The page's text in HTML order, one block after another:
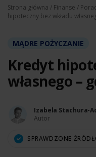
Strona główna / Finanse /
hipoteczny bez wkładu
MĄDRE POŻYCZANIE
Kredyt
własnego –
Izabela Stachura-
Autor
SPRAWDZONE